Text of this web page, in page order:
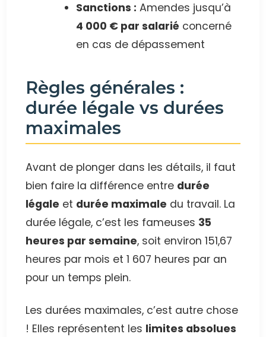
Sanctions : Amendes jusqu’à
4 000 € par salarié concerné
en cas de dépassement
Règles générales :
durée légale vs durées
maximales
Avant de plonger dans les détails, il faut
bien faire la différence entre durée
légale et durée maximale du travail. La
durée légale, c’est les fameuses 35
heures par semaine, soit environ 151,67
heures par mois et 1 607 heures par an
pour un temps plein.
Les durées maximales, c’est autre chose
! Elles représentent les limites absolues